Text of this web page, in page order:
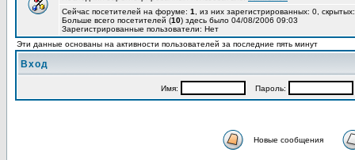
Сейчас посетителей на форуме: 1
, из них зарегистрированных: 0,
Больше всего посетителей (10) здесь было 04/08/2006 09:03
Зарегистрированные пользователи: Нет
Эти данные основаны на активности пользователей за последние пять минут
Вход
Имя: Пароль:
Новые сообщения